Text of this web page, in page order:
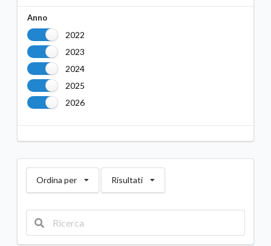
Anno
2022
2023
2024
2025
2026
Ordina per Risultati